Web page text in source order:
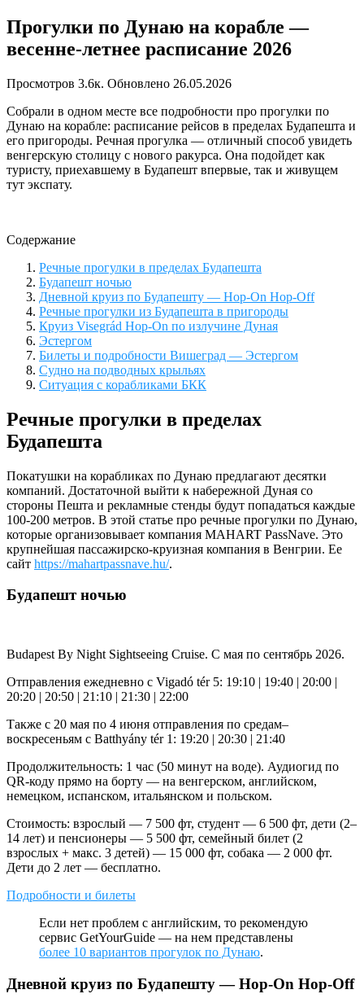
Прогулки по Дунаю на корабле —
весенне-летнее расписание 2026
Просмотров 3.6к. Обновлено 26.05.2026
Собрали в одном месте все подробности про прогулки по
Дунаю на корабле: расписание рейсов в пределах Будапешта и
его пригороды. Речная прогулка — отличный способ увидеть
венгерскую столицу с нового ракурса. Она подойдет как
туристу, приехавшему в Будапешт впервые, так и живущем
тут экспату.
Содержание
Речные прогулки в пределах Будапешта
Будапешт ночью
Дневной круиз по Будапешту — Hop-On Hop-Off
Речные прогулки из Будапешта в пригороды
Круиз Visegrád Hop-On по излучине Дуная
Эстергом
Билеты и подробности Вишеград — Эстергом
Судно на подводных крыльях
Ситуация с корабликами БКК
Речные прогулки в пределах
Будапешта
Покатушки на корабликах по Дунаю предлагают десятки
компаний. Достаточной выйти к набережной Дуная со
стороны Пешта и рекламные стенды будут попадаться каждые
100-200 метров. В этой статье про речные прогулки по Дунаю,
которые организовывает компания MAHART PassNave. Это
крупнейшая пассажирско-круизная компания в Венгрии. Ее
сайт https://mahartpassnave.hu/.
Будапешт ночью
Budapest By Night Sightseeing Cruise. С мая по сентябрь 2026.
Отправления ежедневно с Vigadó tér 5: 19:10 | 19:40 | 20:00 |
20:20 | 20:50 | 21:10 | 21:30 | 22:00
Также с 20 мая по 4 июня отправления по средам–
воскресеньям с Batthyány tér 1: 19:20 | 20:30 | 21:40
Продолжительность: 1 час (50 минут на воде). Аудиогид по
QR-коду прямо на борту — на венгерском, английском,
немецком, испанском, итальянском и польском.
Стоимость: взрослый — 7 500 фт, студент — 6 500 фт, дети (2–
14 лет) и пенсионеры — 5 500 фт, семейный билет (2
взрослых + макс. 3 детей) — 15 000 фт, собака — 2 000 фт.
Дети до 2 лет — бесплатно.
Подробности и билеты
Если нет проблем с английским, то рекомендую
сервис GetYourGuide — на нем представлены
более 10 вариантов прогулок по Дунаю.
Дневной круиз по Будапешту — Hop-On Hop-Off